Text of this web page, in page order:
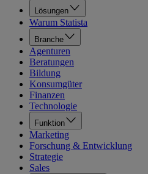
Lösungen
Warum Statista
Branche
Agenturen
Beratungen
Bildung
Konsumgüter
Finanzen
Technologie
Funktion
Marketing
Forschung & Entwicklung
Strategie
Sales